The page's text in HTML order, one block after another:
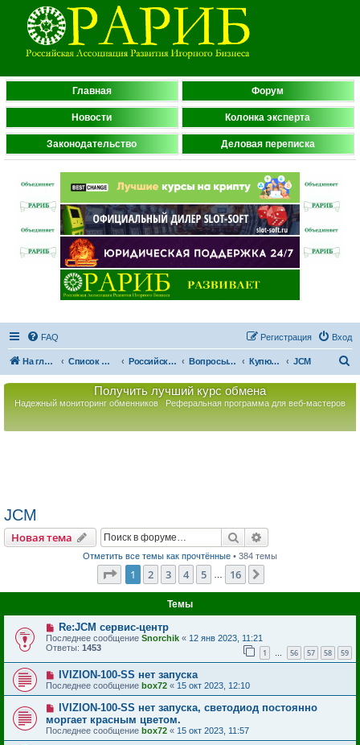
Главная Форум
Новости Колонка эксперта
Законодательство Деловая переписка
FAQ Вход
Регистрация
На главную Список форумов Российская Ассоциация Развития Игорного Бизнеса Вопросы по игорному оборудованию Купюроприемники JCM
Получить лучший курс обмена
Надежный мониторинг обменников Реферальная программа для веб-мастеров
JCM
Новая тема Поиск
Отметить все темы как прочтённые • 384 темы
Страница из 16
1 2 3 4 5 16
Темы
Re:JCM сервис-центр
Последнее сообщение Snorchik « 12 янв 2023, 11:21
Ответы: 1453 1 … 56 57 58 59
IVIZION-100-SS нет запуска
Последнее сообщение box72 « 15 окт 2023, 12:10
IVIZION-100-SS нет запуска, светодиод постоянно
моргает красным цветом.
Последнее сообщение box72 « 15 окт 2023, 11:57